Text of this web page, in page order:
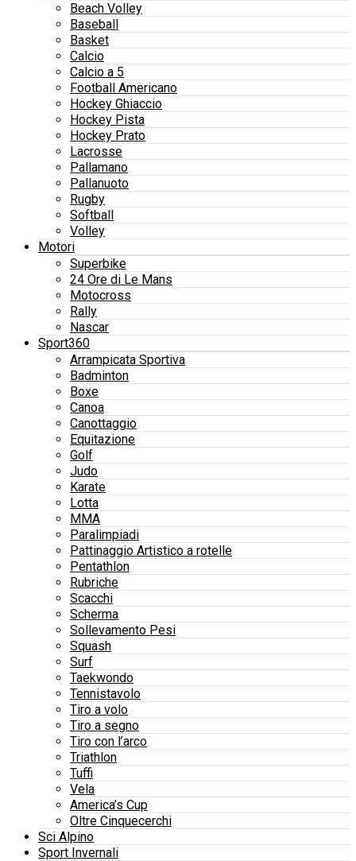
Beach Volley
Baseball
Basket
Calcio
Calcio a 5
Football Americano
Hockey Ghiaccio
Hockey Pista
Hockey Prato
Lacrosse
Pallamano
Pallanuoto
Rugby
Softball
Volley
Motori
Superbike
24 Ore di Le Mans
Motocross
Rally
Nascar
Sport360
Arrampicata Sportiva
Badminton
Boxe
Canoa
Canottaggio
Equitazione
Golf
Judo
Karate
Lotta
MMA
Paralimpiadi
Pattinaggio Artistico a rotelle
Pentathlon
Rubriche
Scacchi
Scherma
Sollevamento Pesi
Squash
Surf
Taekwondo
Tennistavolo
Tiro a volo
Tiro a segno
Tiro con l’arco
Triathlon
Tuffi
Vela
America’s Cup
Oltre Cinquecerchi
Sci Alpino
Sport Invernali